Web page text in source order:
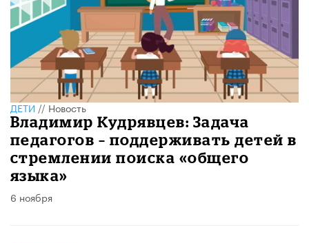
ДЕТИ//Новость
Владимир Кудрявцев: Задача
педагогов – поддерживать детей в
стремлении поиска «общего
языка»
6 ноября